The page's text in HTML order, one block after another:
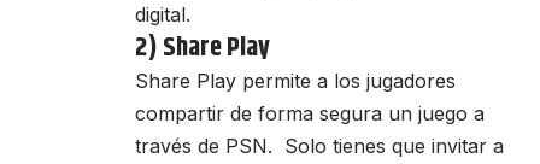
digital.
2) Share Play
Share Play permite a los jugadores
compartir de forma segura un juego a
través de PSN. Solo tienes que invitar a